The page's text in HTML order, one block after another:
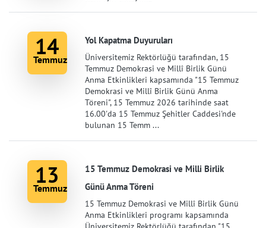
14
Temmuz
Yol Kapatma Duyuruları
Üniversitemiz Rektörlüğü tarafından, 15
Temmuz Demokrasi ve Millî Birlik Günü
Anma Etkinlikleri kapsamında "15 Temmuz
Demokrasi ve Millî Birlik Günü Anma
Töreni", 15 Temmuz 2026 tarihinde saat
16.00'da 15 Temmuz Şehitler Caddesi'nde
bulunan 15 Temm ...
13
Temmuz
15 Temmuz Demokrasi ve Milli Birlik
Günü Anma Töreni
15 Temmuz Demokrasi ve Millî Birlik Günü
Anma Etkinlikleri programı kapsamında